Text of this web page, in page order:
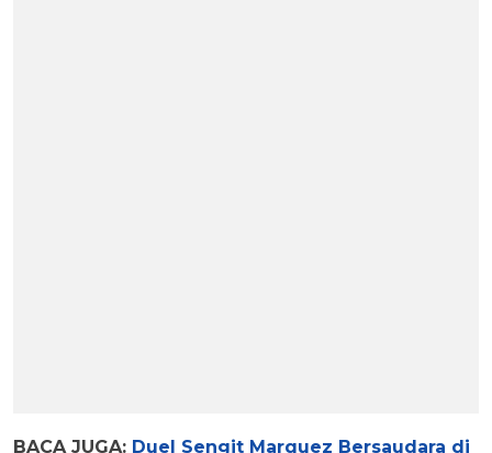
BACA JUGA: Duel Sengit Marquez Bersaudara di